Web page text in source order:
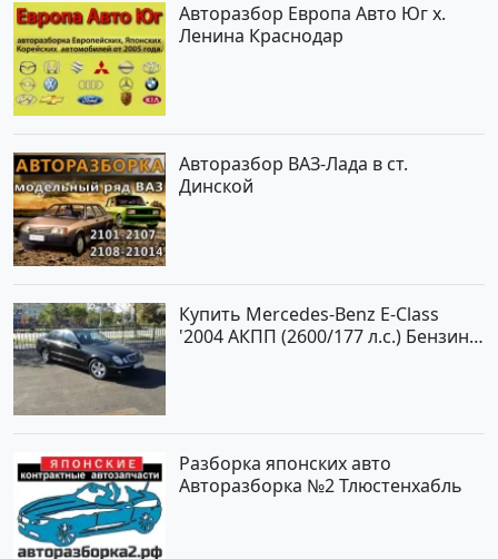
Авторазбор Европа Авто Юг х.
Ленина Краснодар
Авторазбор ВАЗ-Лада в ст.
Динской
Купить Mercedes-Benz E-Class
'2004 АКПП (2600/177 л.с.) Бензин
Разборка японских авто
Авторазборка №2 Тлюстенхабль